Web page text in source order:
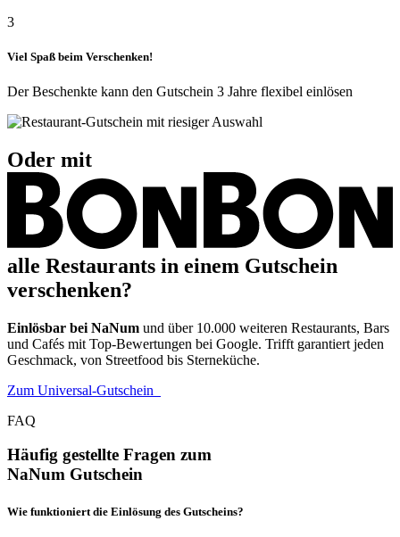
3
Viel Spaß beim Verschenken!
Der Beschenkte kann den Gutschein 3 Jahre flexibel einlösen
Oder mit
alle Restaurants in einem Gutschein
verschenken?
Einlösbar bei NaNum und über 10.000 weiteren Restaurants, Bars
und Cafés mit Top-Bewertungen bei Google. Trifft garantiert jeden
Geschmack, von Streetfood bis Sterneküche.
Zum Universal-Gutschein
FAQ
Häufig gestellte Fragen zum
NaNum Gutschein
Wie funktioniert die Einlösung des Gutscheins?